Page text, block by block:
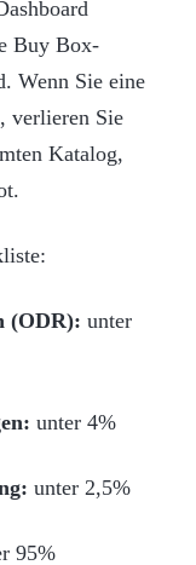
Buy Box-
Wenn Sie eine
verlieren Sie
Katalog,
(ODR): unter
unter 4%
unter 2,5%
95%